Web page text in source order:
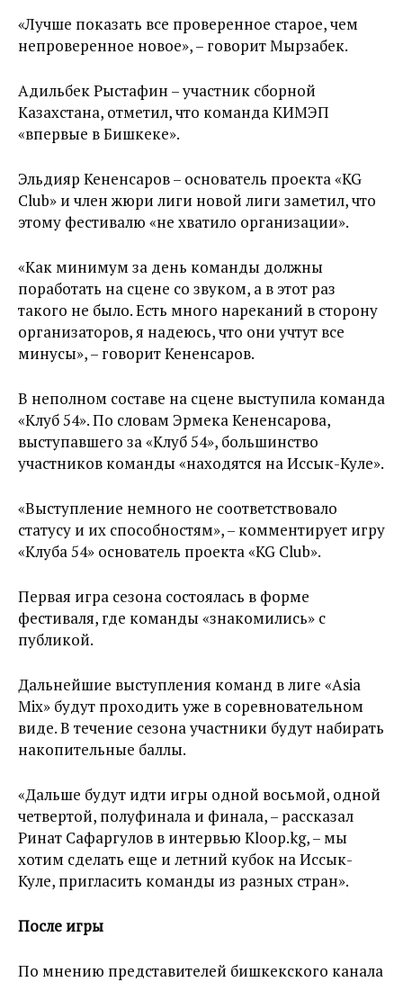
«Лучше показать все проверенное старое, чем
непроверенное новое», – говорит Мырзабек.
Адильбек Рыстафин – участник сборной
Казахстана, отметил, что команда КИМЭП
«впервые в Бишкеке».
Эльдияр Кененсаров – основатель проекта «KG
Club» и член жюри лиги новой лиги заметил, что
этому фестивалю «не хватило организации».
«Как минимум за день команды должны
поработать на сцене со звуком, а в этот раз
такого не было. Есть много нареканий в сторону
организаторов, я надеюсь, что они учтут все
минусы», – говорит Кененсаров.
В неполном составе на сцене выступила команда
«Клуб 54». По словам Эрмека Кененсарова,
выступавшего за «Клуб 54», большинство
участников команды «находятся на Иссык-Куле».
«Выступление немного не соответствовало
статусу и их способностям», – комментирует игру
«Клуба 54» основатель проекта «KG Club».
Первая игра сезона состоялась в форме
фестиваля, где команды «знакомились» с
публикой.
Дальнейшие выступления команд в лиге «Asia
Mix» будут проходить уже в соревновательном
виде. В течение сезона участники будут набирать
накопительные баллы.
«Дальше будут идти игры одной восьмой, одной
четвертой, полуфинала и финала, – рассказал
Ринат Сафаргулов в интервью Kloop.kg, – мы
хотим сделать еще и летний кубок на Иссык-
Куле, пригласить команды из разных стран».
После игры
По мнению представителей бишкекского канала